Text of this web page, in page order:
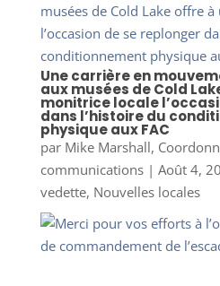
Une carrière en
aux musées de Cold
monitrice locale
dans l’histoire du
physique aux FAC
par Mike Marshall,
communications| Août 4,
vedette, Nouvelles locales